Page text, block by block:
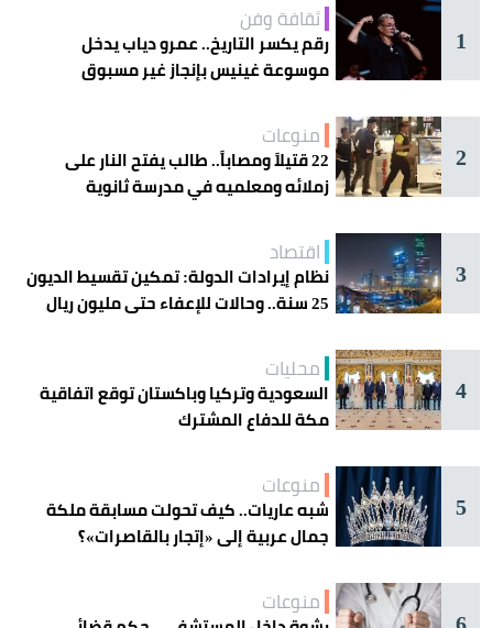
1
ثقافة وفن
رقم يكسر التاريخ.. عمرو دياب يدخل
موسوعة غينيس بإنجاز غير مسبوق
2
منوعات
22 قتيلاً ومصاباً.. طالب يفتح النار على
زملائه ومعلميه في مدرسة ثانوية
3
اقتصاد
نظام إيرادات الدولة: تمكين تقسيط الديون
25 سنة.. وحالات للإعفاء حتى مليون ريال
4
محليات
السعودية وتركيا وباكستان توقع اتفاقية
مكة للدفاع المشترك
5
منوعات
شبه عاريات.. كيف تحولت مسابقة ملكة
جمال عربية إلى «إتجار بالقاصرات»؟
منوعات